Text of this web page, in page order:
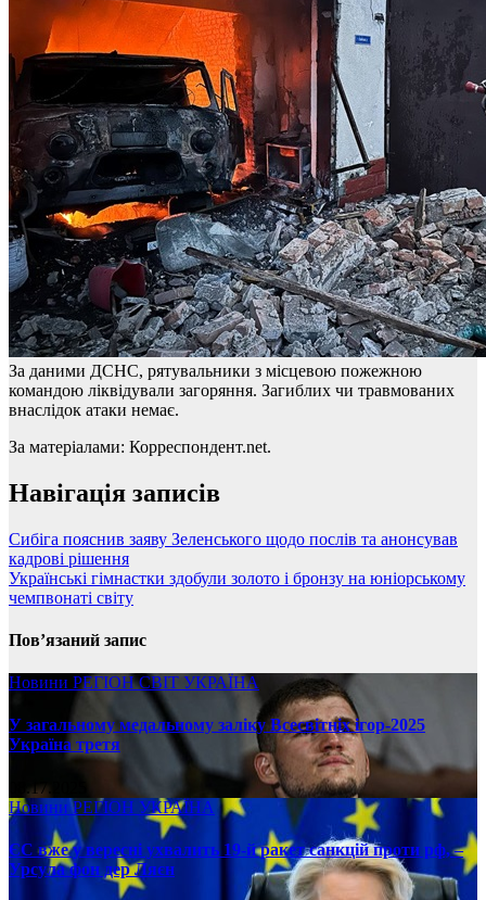
За даними ДСНС, рятувальники з місцевою пожежною
командою ліквідували загоряння. Загиблих чи травмованих
внаслідок атаки немає.
За матеріалами: Корреспондент.net.
Навігація записів
Сибіга пояснив заяву Зеленського щодо послів та анонсував
кадрові рішення
Українські гімнастки здобули золото і бронзу на юніорському
чемпвонаті світу
Пов’язаний запис
Новини РЕГІОНСВІТ УКРАЇНА
У загальному медальному заліку Всесвітніх ігор-2025
Україна третя
08.17.2025
НовиниРЕГІОН УКРАЇНА
ЄС вже у вересні ухвалить 19-й ракет санкцій проти рф, –
Урсула фон дер Ляєн